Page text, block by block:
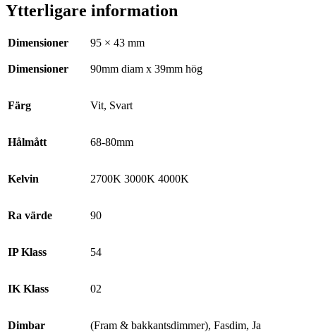
Ytterligare information
Dimensioner 95 × 43 mm
Dimensioner 90mm diam x 39mm hög
Färg Vit, Svart
Hålmått 68-80mm
Kelvin 2700K 3000K 4000K
Ra värde 90
IP Klass 54
IK Klass 02
Dimbar (Fram & bakkantsdimmer), Fasdim, Ja